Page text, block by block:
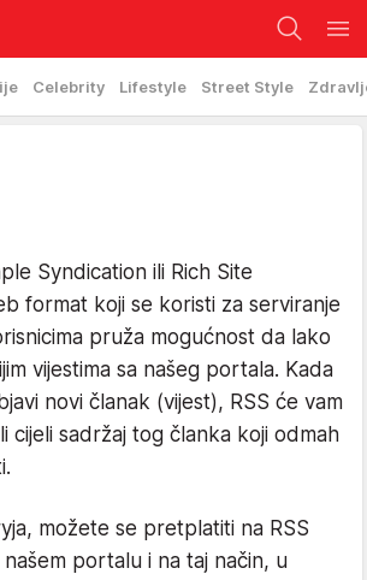
Celebrity Lifestyle Street Style
Syndication ili Rich Site
format koji se koristi za serviranje
pruža mogućnost da lako
vijestima sa našeg portala. Kada
novi članak (vijest), RSS će vam
cijeli sadržaj tog članka koji odmah
možete se pretplatiti na RSS
našem portalu i na taj način, u